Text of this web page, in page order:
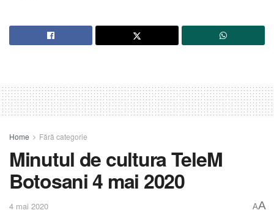
Home Fără categorie
Minutul de cultura TeleM
Botosani 4 mai 2020
4 mai 2020 AA